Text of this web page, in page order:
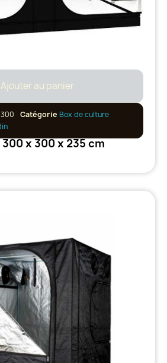
Ajouter au panier
Catégorie Box de culture
x 300 x 235 cm